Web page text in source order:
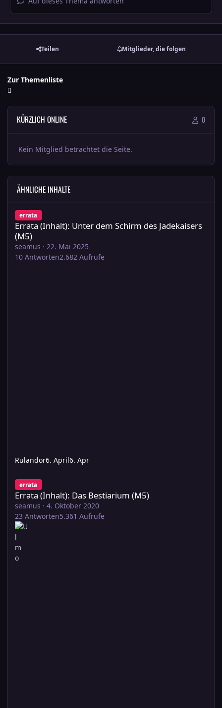
Teilen Mitglieder, die folgen
Zur Themenliste
KÜRZLICH ONLINE 0
Kein Mitglied betrachtet die Seite.
ÄHNLICHE INHALTE
Errata (Inhalt): Unter dem Schirm des Jadekaisers (M5)
errata
Errata (Inhalt): Unter dem Schirm des Jadekaisers
(M5)
seamus · 22. Mai 2025
10 Antworten2.682 Aufrufe
Rulandor6. April6. Apr
Errata (Inhalt): Das Bestiarium (M5)
errata
Errata (Inhalt): Das Bestiarium (M5)
seamus · 4. Oktober 2020
23 Antworten5.361 Aufrufe